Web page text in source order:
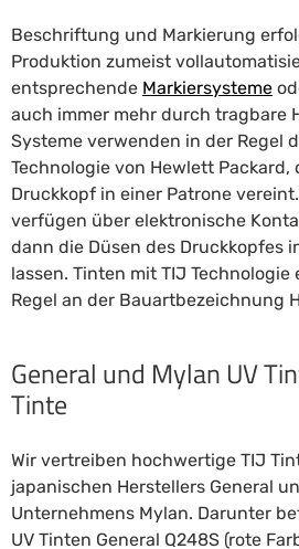
Beschriftung und Markierung
Produktion zumeist
entsprechende Markiersysteme
auch immer mehr durch tragbare
Systeme verwenden in der Regel
Technologie von Hewlett Packard,
Druckkopf in einer Patrone
verfügen über elektronische
dann die Düsen des Druckkopfes
lassen. Tinten mit TIJ
Regel an der Bauartbezeichnung
General und Mylan UV
Tinte
Wir vertreiben hochwertige TIJ
japanischen Herstellers General
Unternehmens Mylan. Darunter
UV Tinten General Q248S (rote